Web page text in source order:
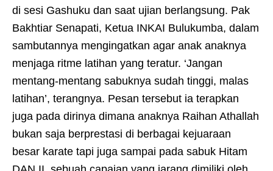
di sesi Gashuku dan saat ujian berlangsung. Pak
Bakhtiar Senapati, Ketua INKAI Bulukumba, dalam
sambutannya mengingatkan agar anak anaknya
menjaga ritme latihan yang teratur. ‘Jangan
mentang-mentang sabuknya sudah tinggi, malas
latihan’, terangnya. Pesan tersebut ia terapkan
juga pada dirinya dimana anaknya Raihan Athallah
bukan saja berprestasi di berbagai kejuaraan
besar karate tapi juga sampai pada sabuk Hitam